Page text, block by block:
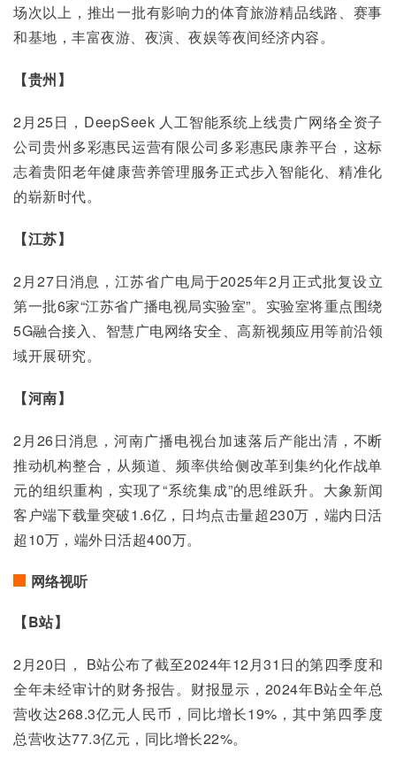
场次以上，推出一批有影响力的体育旅游精品线路、赛事
和基地，丰富夜游、夜演、夜娱等夜间经济内容。
【贵州】
2月25日，DeepSeek 人工智能系统上线贵广网络全资子
公司贵州多彩惠民运营有限公司多彩惠民康养平台，这标
志着贵阳老年健康营养管理服务正式步入智能化、精准化
的崭新时代。
【江苏】
2月27日消息，江苏省广电局于2025年2月正式批复设立
第一批6家“江苏省广播电视局实验室”。实验室将重点围绕
5G融合接入、智慧广电网络安全、高新视频应用等前沿领
域开展研究。
【河南】
2月26日消息，河南广播电视台加速落后产能出清，不断
推动机构整合，从频道、频率供给侧改革到集约化作战单
元的组织重构，实现了“系统集成”的思维跃升。大象新闻
客户端下载量突破1.6亿，日均点击量超230万，端内日活
超10万，端外日活超400万。
网络视听
【B站】
2月20日， B站公布了截至2024年12月31日的第四季度和
全年未经审计的财务报告。财报显示，2024年B站全年总
营收达268.3亿元人民币，同比增长19%，其中第四季度
总营收达77.3亿元，同比增长22%。